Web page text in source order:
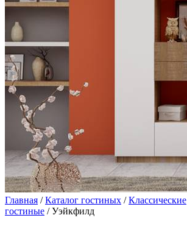
Главная /Каталог гостиных /Классические
гостиные / Уэйкфилд